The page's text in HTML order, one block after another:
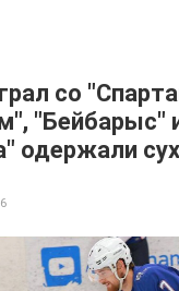
со
"Бейбарыс"
одержали